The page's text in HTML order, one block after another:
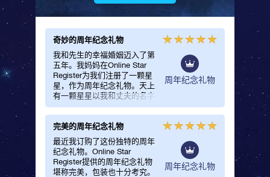
奇妙的周年纪念礼物
我和先生的幸福婚姻迈入了第
五年。我妈妈在Online Star
Register为我们注册了一颗星
星，作为周年纪念礼物。天上
有一颗星星以我和丈夫的名字
命名，每当想到这一点就感到
非常幸福！
周年纪念礼物
完美的周年纪念礼物
最近我订购了这份独特的周年
纪念礼物。Online Star
Register提供的周年纪念礼物
堪称完美，包装也十分考究。
周年纪念礼物